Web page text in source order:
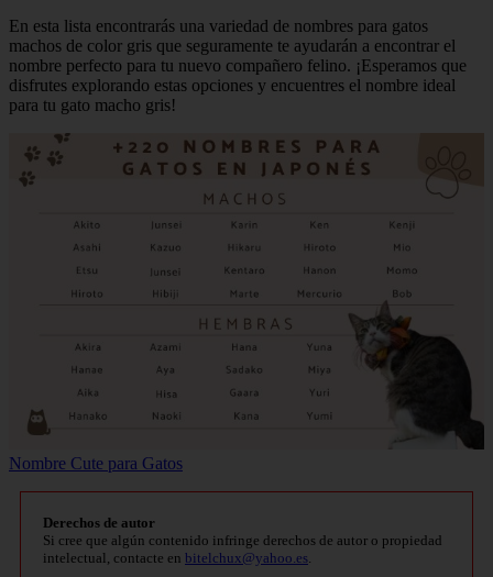
En esta lista encontrarás una variedad de nombres para gatos
machos de color gris que seguramente te ayudarán a encontrar el
nombre perfecto para tu nuevo compañero felino. ¡Esperamos que
disfrutes explorando estas opciones y encuentres el nombre ideal
para tu gato macho gris!
Nombre Cute para Gatos
Derechos de autor
Si cree que algún contenido infringe derechos de autor o propiedad
intelectual, contacte en bitelchux@yahoo.es.